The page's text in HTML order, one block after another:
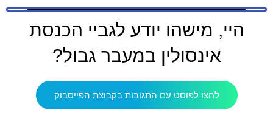
היי, מישהו יודע לגביי הכנסת
אינסולין במעבר גבול?
לחצו לפוסט עם התגובות בקבוצת הפייסבוק